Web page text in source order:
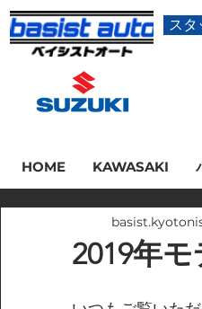
スタ
HOME KAWASAKI
2019年